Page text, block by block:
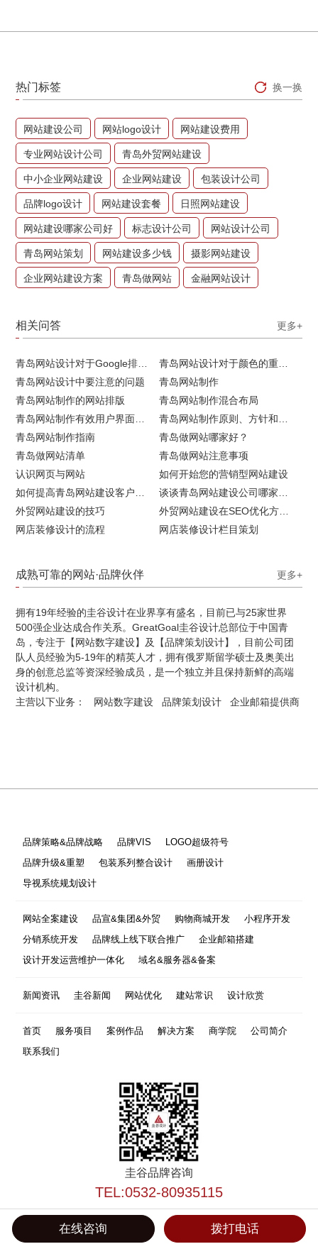
热门标签 换一换
网站建设公司 网站logo设计 网站建设费用
专业网站设计公司 青岛外贸网站建设
中小企业网站建设 企业网站建设 包装设计公司
品牌logo设计 网站建设套餐 日照网站建设
网站建设哪家公司好 标志设计公司 网站设计公司
青岛网站策划 网站建设多少钱 摄影网站建设
企业网站建设方案 青岛做网站 金融网站设计
相关问答 更多+
青岛网站设计中要注意的问题
青岛网站制作
青岛网站制作的网站排版
青岛网站制作混合布局
青岛网站制作指南
青岛做网站哪家好？
青岛做网站清单
青岛做网站注意事项
认识网页与网站
如何开始您的营销型网站建设
外贸网站建设的技巧
网店装修设计的流程
网店装修设计栏目策划
成熟可靠的网站·品牌伙伴 更多+
拥有19年经验的圭谷设计在业界享有盛名，目前已与25家世界
500强企业达成合作关系。GreatGoal圭谷设计总部位于中国青
岛，专注于【网站数字建设】及【品牌策划设计】，目前公司团
队人员经验为5-19年的精英人才，拥有俄罗斯留学硕士及奥美出
身的创意总监等资深经验成员，是一个独立并且保持新鲜的高端
设计机构。
主营以下业务： 网站数字建设 品牌策划设计 企业邮箱提供商
在线咨询 拨打电话
品牌策略&品牌战略 品牌VIS
LOGO超级符号
品牌升级&重塑
包装系列整合设计
画册设计
导视系统规划设计
网站全案建设 品宣&集团&外贸 购物商城开发
小程序开发
分销系统开发
品牌线上线下联合推广
企业邮箱搭建
设计开发运营维护一体化
域名&服务器&备案
新闻资讯 圭谷新闻 网站优化 建站常识 设计欣赏
首页 服务项目 案例作品 解决方案 商学院
公司简介
联系我们
圭谷品牌咨询
TEL:0532-80935115